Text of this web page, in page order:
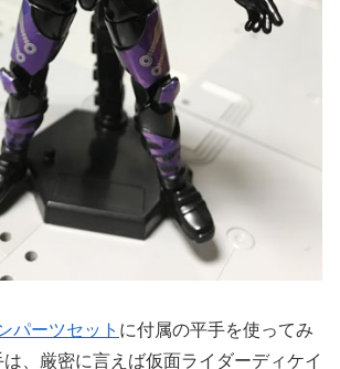
パーツセット に付属の平手を使ってみ
、厳密に言えば仮面ライダーディケイ